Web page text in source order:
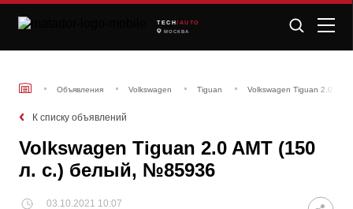
TECH /AUTO
МОСКВА
Объявления Volkswagen Tiguan Volkswagen Tiguan 2.0
К списку объявлений
Volkswagen Tiguan 2.0 AMT (150
л. с.) белый, №85936
03.10.2021 10:07